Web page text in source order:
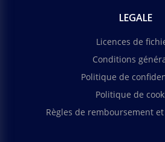
LEGALE
Licences de
Conditions
Politique de
Politique de
Règles de remboursement